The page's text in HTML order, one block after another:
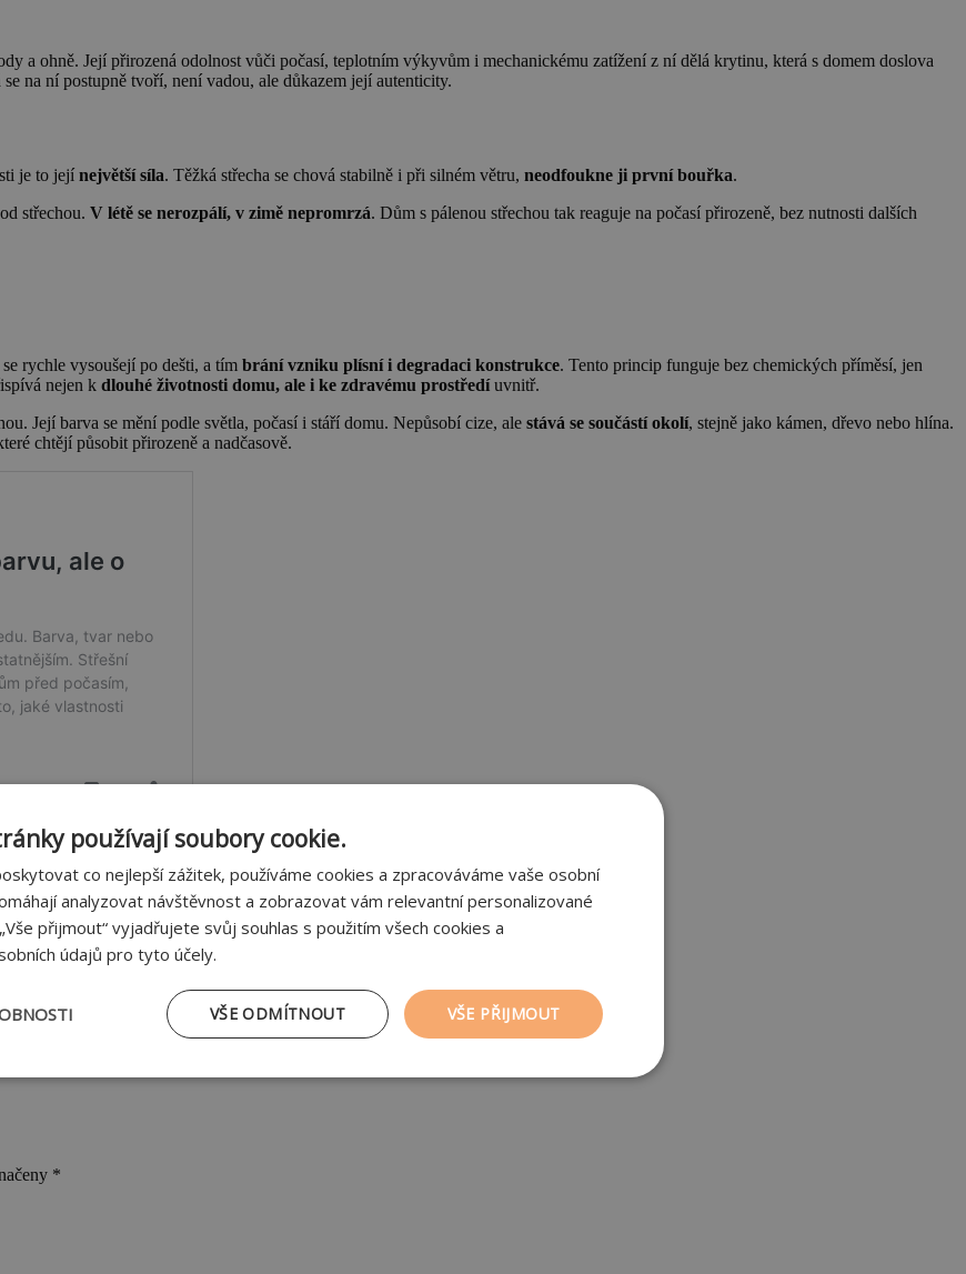
a ohně. Její přirozená odolnost vůči počasí, teplotním výkyvům i mechanickému zatížení z ní dělá krytinu, která s domem doslova
se na ní postupně tvoří, není vadou, ale důkazem její autenticity.
je to její největší síla. Těžká střecha se chová stabilně i při silném větru, neodfoukne ji první bouřka.
střechou. V létě se nerozpálí, v zimě nepromrzá. Dům s pálenou střechou tak reaguje na počasí přirozeně, bez nutnosti dalších
rychle vysoušejí po dešti, a tím brání vzniku plísní i degradaci konstrukce. Tento princip funguje bez chemických příměsí, jen
nejen k dlouhé životnosti domu, ale i ke zdravému prostředíuvnitř.
Její barva se mění podle světla, počasí i stáří domu. Nepůsobí cize, ale stává se součástí okolí, stejně jako kámen, dřevo nebo hlína.
chtějí působit přirozeně a nadčasově.
*
používají soubory cookie.
co nejlepší zážitek, používáme cookies a zpracováváme vaše osobní
analyzovat návštěvnost a zobrazovat vám relevantní personalizované
přijmout“ vyjadřujete svůj souhlas s použitím všech cookies a
údajů pro tyto účely.
VŠE PŘIJMOUT
VŠE ODMÍTNOUT
Výkonové soubory Soubory cílení Funkční soubory